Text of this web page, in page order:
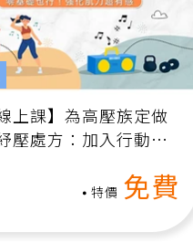
上課】為高壓族定做
壓處方：加入行動、
互動元素，0基礎也能
免費